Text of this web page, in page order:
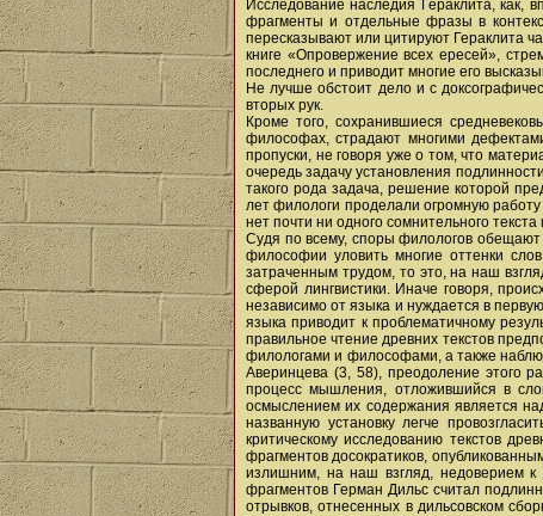
Исследование наследия Гераклита, как,
фрагменты и отдельные фразы в
пересказывают или цитируют Гераклита
книге «Опровержение всех ересей»,
последнего и приводит многие его
Не лучше обстоит дело и с
вторых рук.
Кроме того, сохранившиеся
философах, страдают многими
пропуски, не говоря уже о том, что
очередь задачу установления
такого рода задача, решение которой
лет филологи проделали огромную
нет почти ни одного сомнительного
Судя по всему, споры филологов обещают
философии уловить многие оттенки
затраченным трудом, то это, на наш
сферой лингвистики. Иначе говоря,
независимо от языка и нуждается в
языка приводит к проблематичному
правильное чтение древних текстов
филологами и философами, а также
Аверинцева (3, 58), преодоление этого
процесс мышления, отложившийся в
осмыслением их содержания является
названную установку легче
критическому исследованию текстов
фрагментов досократиков,
излишним, на наш взгляд, недоверием
фрагментов Герман Дильс считал
отрывков, отнесенных в дильсовском